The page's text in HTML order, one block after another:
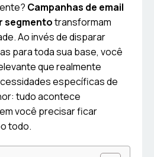
Campanhas de email
segmentotransformam
Ao invés de disparar
para toda sua base, você
que realmente
específicas de
tudo acontece
você precisar ficar
todo.